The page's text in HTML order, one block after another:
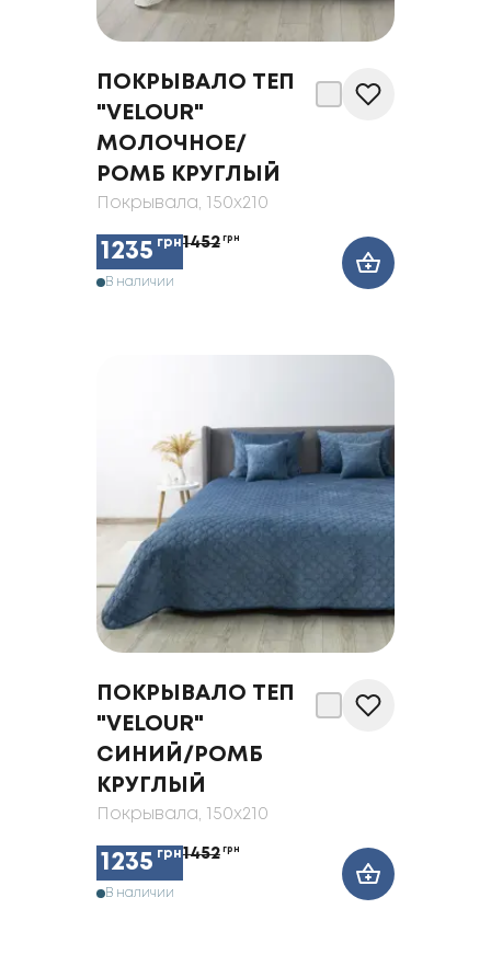
ПОКРЫВАЛО ТЕП
"VELOUR"
МОЛОЧНОЕ/
РОМБ КРУГЛЫЙ
Покрывала, 150x210
1235 грн1452 грн
В наличии
ПОКРЫВАЛО ТЕП
"VELOUR"
CИНИЙ/РОМБ
КРУГЛЫЙ
Покрывала, 150x210
1235 грн1452 грн
В наличии